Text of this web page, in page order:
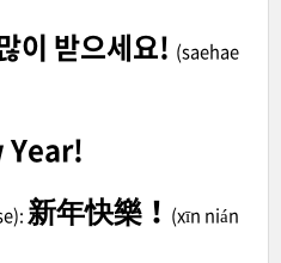
이 받으세요! (saehae
Year!
新年快樂！ (xīn nián